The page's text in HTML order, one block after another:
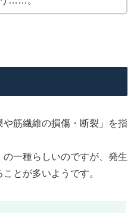
筋繊維の損傷・断裂」を指
一種らしいのですが、発生
とが多いようです。